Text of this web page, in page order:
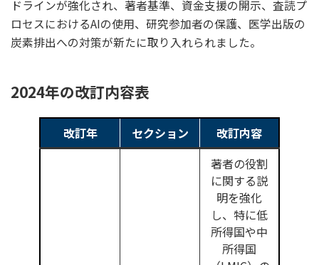
ドラインが強化され、著者基準、資金支援の開示、査読プ
ロセスにおけるAIの使用、研究参加者の保護、医学出版の
炭素排出への対策が新たに取り入れられました。
2024年の改訂内容表
改訂年 セクション 改訂内容
著者の役割
に関する説
明を強化
し、特に低
所得国や中
所得国